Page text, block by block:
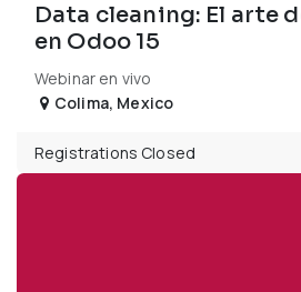
Data cleaning: El arte
en Odoo 15
Webinar en vivo
Colima, Mexico
Registrations Closed